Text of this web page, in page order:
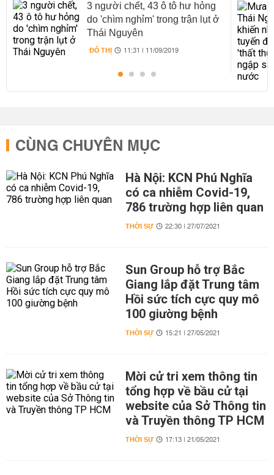
3 người chết, 43 ô tô hư hỏng
do 'chìm nghỉm' trong trận lụt ở
Thái Nguyên
ĐÔ THỊ 11:31 | 11/09/2019
CÙNG CHUYÊN MỤC
Hà Nội: KCN Phú Nghĩa
có ca nhiễm Covid-19,
786 trường hợp liên quan
THỜI SỰ 22:30 | 27/07/2021
Sun Group hỗ trợ Bắc
Giang lắp đặt Trung tâm
Hồi sức tích cực quy mô
100 giường bệnh
THỜI SỰ 15:21 | 27/05/2021
Mời cử tri xem thông tin
tổng hợp về bầu cử tại
website của Sở Thông tin
và Truyền thông TP HCM
THỜI SỰ 17:13 | 21/05/2021